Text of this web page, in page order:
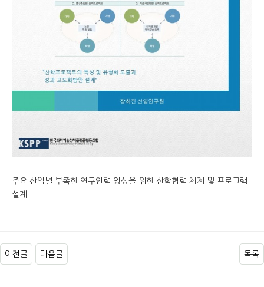
주요 산업별 부족한 연구인력 양성을 위한 산학협력 체계 및 프로그램
설계
이전글 다음글 목록